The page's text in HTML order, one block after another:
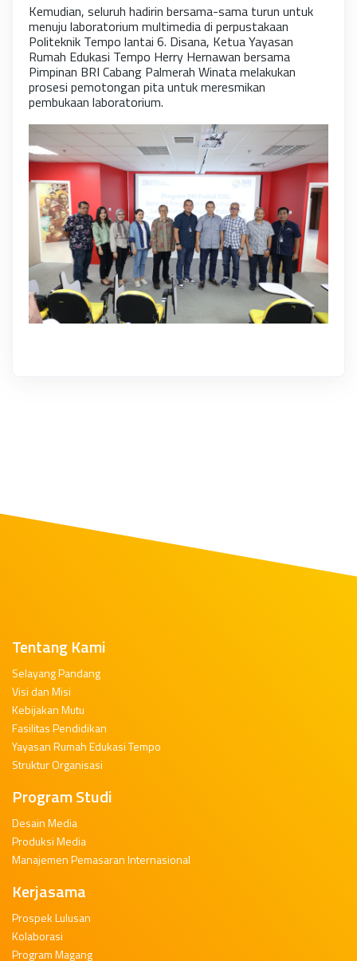
Kemudian, seluruh hadirin bersama-sama turun untuk
menuju laboratorium multimedia di perpustakaan
Politeknik Tempo lantai 6. Disana, Ketua Yayasan
Rumah Edukasi Tempo Herry Hernawan bersama
Pimpinan BRI Cabang Palmerah Winata melakukan
prosesi pemotongan pita untuk meresmikan
pembukaan laboratorium.
Tentang Kami
Selayang Pandang
Visi dan Misi
Kebijakan Mutu
Fasilitas Pendidikan
Yayasan Rumah Edukasi Tempo
Struktur Organisasi
Program Studi
Desain Media
Produksi Media
Manajemen Pemasaran Internasional
Kerjasama
Prospek Lulusan
Kolaborasi
Program Magang